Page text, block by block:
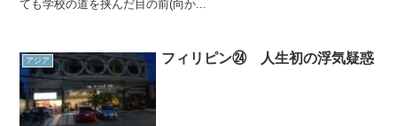
ても学校の道を挟んだ目の前(向か...
アジア フィリピン㉔ 人生初の浮気疑惑